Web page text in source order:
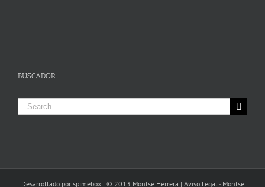
BUSCADOR
Search
for:
Desarrollado por spimebox| © 2013 Montse Herrera | Aviso Legal - Montse